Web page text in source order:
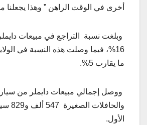
أخرى في الوقت الراهن ” وهذا يجعلنا
وبلغت نسبة التراجع في مبيعات
16%، فيما وصلت هذه النسبة في
ما يقارب 5%.
ووصل إجمالي مبيعات دايملر من
الأول.